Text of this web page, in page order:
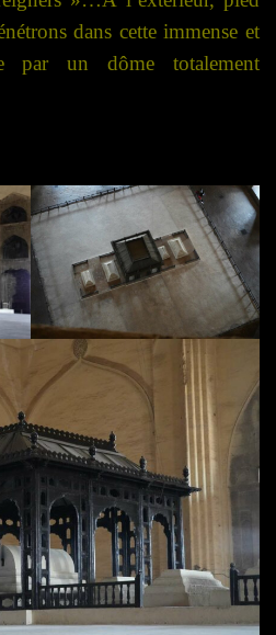
dans cette immense et
par un dôme totalement